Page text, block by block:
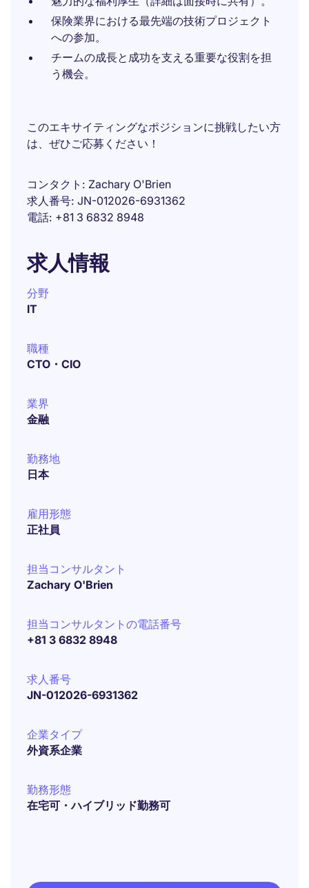
保険業界における最先端の技術プロジェクト
への参加。
チームの成長と成功を支える重要な役割を担
う機会。
このエキサイティングなポジションに挑戦したい方
は、ぜひご応募ください！
コンタクト
Zachary O'Brien
求人番号 JN-012026-6931362
電話 +81 3 6832 8948
求人情報
分野
IT
職種
CTO・CIO
業界
金融
勤務地
日本
雇用形態
正社員
担当コンサルタント
Zachary O'Brien
担当コンサルタントの電話番号
+81 3 6832 8948
求人番号
JN-012026-6931362
企業タイプ
外資系企業
勤務形態
在宅可・ハイブリッド勤務可